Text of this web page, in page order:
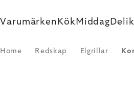
Varumärken Kök Middag
Home Redskap Elgrillar